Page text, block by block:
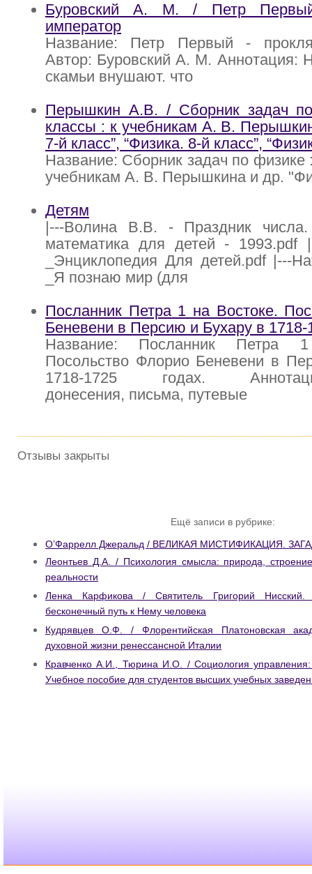
Буровский А. М. / Петр
император
Название: Петр Первый -
Автор: Буровский А. М. Аннотация:
скамьи внушают. что
Перышкин А.В. / Сборник задач
классы : к учебникам А. В.
7-й класс”, “Физика. 8-й класс”,
Название: Сборник задач по физике
учебникам А. В. Перышкина и др.
Детям
|---Волина В.В. - Праздник числа.
математика для детей -
_Энциклопедия Для детей.pdf |---
_Я познаю мир (для
Посланник Петра 1 на Востоке.
Беневени в Персию и Бухару в 1718-
Название: Посланник Петра
Посольство Флорио Беневени в
1718-1725 годах.
донесения, письма, путевые
Отзывы закрыты
Ещё записи в рубрике:
О’Фаррелл Джеральд / ВЕЛИКАЯ МИСТИФИКАЦИЯ.
Леонтьев Д.А. / Психология смысла: природа,
реальности
Ленка Карфикова / Святитель Григорий Нисский.
бесконечный путь к Нему человека
Кудрявцев О.Ф. / Флорентийская Платоновская
духовной жизни ренессансной Италии
Кравченко А.И., Тюрина И.О. / Социология
Учебное пособие для студентов высших учебных